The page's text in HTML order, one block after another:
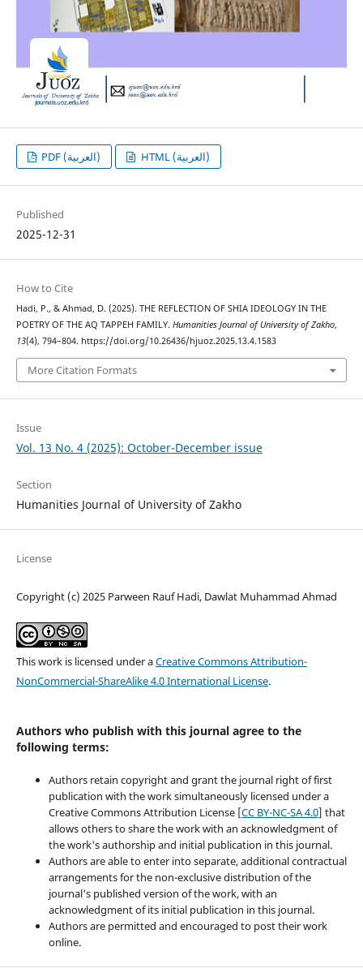
PDF (العربية) HTML (العربية)
Published
2025-12-31
How to Cite
Hadi, P., & Ahmad, D. (2025). THE REFLECTION OF SHIA IDEOLOGY IN THE
POETRY OF THE AQ TAPPEH FAMILY. Humanities Journal of University of Zakho,
13(4), 794–804. https://doi.org/10.26436/hjuoz.2025.13.4.1583
More Citation Formats
Issue
Vol. 13 No. 4 (2025): October-December issue
Section
Humanities Journal of University of Zakho
License
Copyright (c) 2025 Parween Rauf Hadi, Dawlat Muhammad Ahmad
This work is licensed under aCreative Commons Attribution-
NonCommercial-ShareAlike 4.0 International License.
Authors who publish with this journal agree to the
following terms:
Authors retain copyright and grant the journal right of first
publication with the work simultaneously licensed under a
Creative Commons Attribution License [CC BY-NC-SA 4.0] that
allows others to share the work with an acknowledgment of
the work's authorship and initial publication in this journal.
Authors are able to enter into separate, additional contractual
arrangements for the non-exclusive distribution of the
journal's published version of the work, with an
acknowledgment of its initial publication in this journal.
Authors are permitted and encouraged to post their work
online.